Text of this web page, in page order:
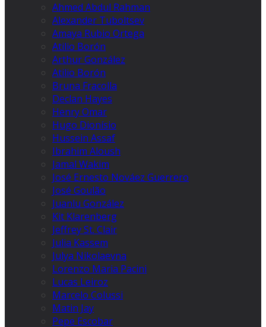
Ahmed Abdul Rahman
Alexander Tuboltsev
Amaya Rubio Ortega
Atilio Borón
Arthur González
Atilio Borón
Bruna Fracolla
Declan Hayes
Henry Omar
Hugo Dionísio
Hussein Assaf
Ibrahim Aloush
Jamal Wakim
José Ernesto Nováez Guerrero
José Goulão
Juanlu González
Kit Klarenberg
Jeffrey St. Clair
Julia Kassem
Julya Nikolaevna
Lorenzo Maria Pacini
Lucas Leiroz
Marcelo Colussi
Matin Jay
Pepe Escobar